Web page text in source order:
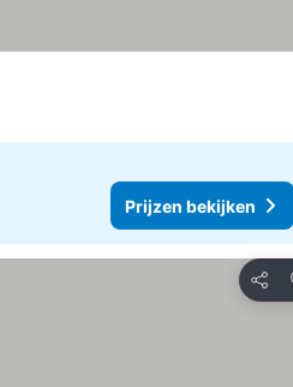
Prijzen bekijken
Delen